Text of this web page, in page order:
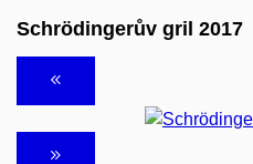
Schrödingerův gril 2017